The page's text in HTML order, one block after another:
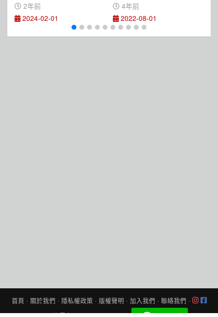
2年前
2024-02-01
4年前
2022-08-01
首頁 · 關於我們 · 隱私權政策 · 版權聲明 · 加入我們 · 聯絡我們 ·